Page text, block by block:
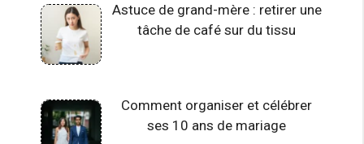
Astuce de grand-mère : retirer une
tâche de café sur du tissu
Comment organiser et célébrer
ses 10 ans de mariage